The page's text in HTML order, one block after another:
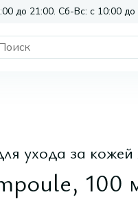
до 21:00. Сб-Вс: с 10:00 до
ухода за кожей
100